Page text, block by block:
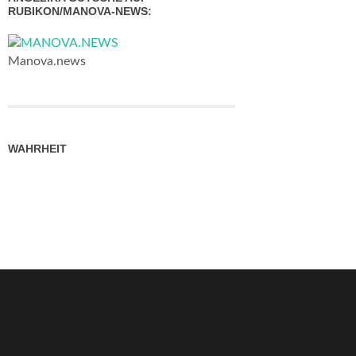
RUBIKON/MANOVA-NEWS:
Manova.news
WAHRHEIT